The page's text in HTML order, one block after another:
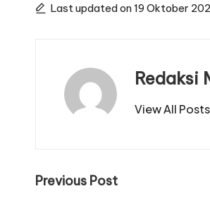
Last updated on 19 Oktober
Redaksi
View All Posts
Post
Previous Post